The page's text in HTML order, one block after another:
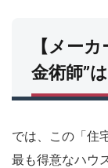
【メー
金術師”
では、この「住
最も得意なハウ